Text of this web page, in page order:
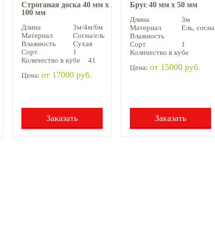
Строганая доска 40 мм х
100 мм
Длина
3м/4м/6м
Материал
Сосна/ель
Влажность
Сухая
Сорт
1
Количество в кубе
41
Цена: от 17000 руб.
Заказать
Брус 40 мм х 50 мм
Длина
3м
Материал
Ель, cосна
Влажность
Сорт
1
Количество в кубе
Цена: от 15000 руб.
Заказать